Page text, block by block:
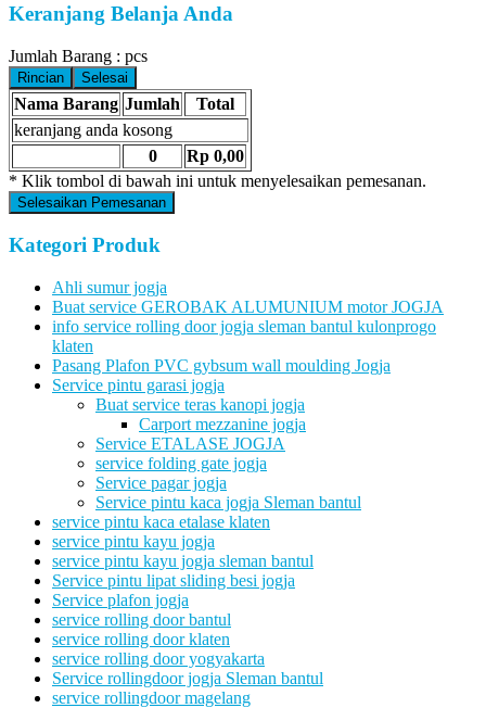
Keranjang Belanja Anda
Jumlah Barang : pcs
Rincian Selesai
Nama Barang Jumlah Total
0 Rp 0,00
keranjang anda kosong
* Klik tombol di bawah ini untuk menyelesaikan pemesanan.
Selesaikan Pemesanan
Kategori Produk
Ahli sumur jogja
Buat service GEROBAK ALUMUNIUM motor JOGJA
info service rolling door jogja sleman bantul kulonprogo
klaten
Pasang Plafon PVC gybsum wall moulding Jogja
Service pintu garasi jogja
Buat service teras kanopi jogja
Carport mezzanine jogja
Service ETALASE JOGJA
service folding gate jogja
Service pagar jogja
Service pintu kaca jogja Sleman bantul
service pintu kaca etalase klaten
service pintu kayu jogja
service pintu kayu jogja sleman bantul
Service pintu lipat sliding besi jogja
Service plafon jogja
service rolling door bantul
service rolling door klaten
service rolling door yogyakarta
Service rollingdoor jogja Sleman bantul
service rollingdoor magelang